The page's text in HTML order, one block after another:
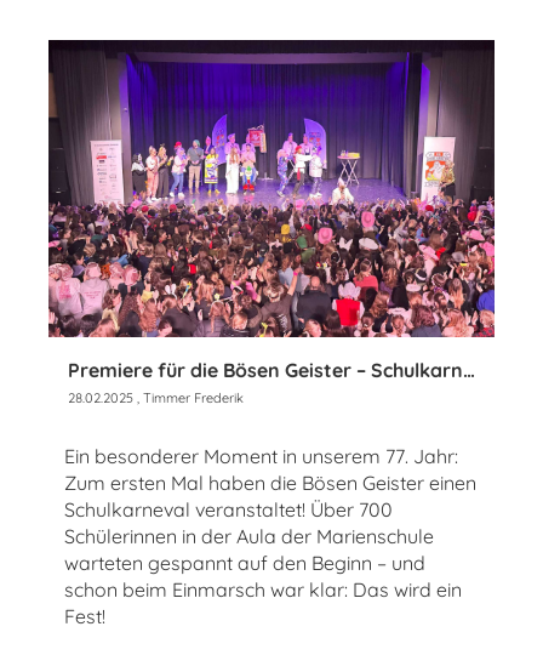
Premiere für die Bösen Geister – Schulkarneval in der Marienschule!
28.02.2025 , Timmer Frederik
Ein besonderer Moment in unserem 77. Jahr:
Zum ersten Mal haben die Bösen Geister einen
Schulkarneval veranstaltet! Über 700
Schülerinnen in der Aula der Marienschule
warteten gespannt auf den Beginn – und
schon beim Einmarsch war klar: Das wird ein
Fest!